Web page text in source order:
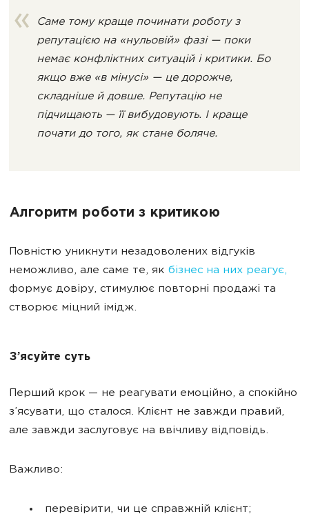
Саме тому краще починати роботу з
репутацією на «нульовій» фазі — поки
немає конфліктних ситуацій і критики. Бо
якщо вже «в мінусі» — це дорожче,
складніше й довше. Репутацію не
підчищають — її вибудовують. І краще
почати до того, як стане боляче.
Алгоритм роботи з критикою
Повністю уникнути незадоволених відгуків
неможливо, але саме те, як бізнес на них реагує,
формує довіру, стимулює повторні продажі та
створює міцний імідж.
З’ясуйте суть
Перший крок — не реагувати емоційно, а спокійно
з’ясувати, що сталося. Клієнт не завжди правий,
але завжди заслуговує на ввічливу відповідь.
Важливо:
перевірити, чи це справжній клієнт;